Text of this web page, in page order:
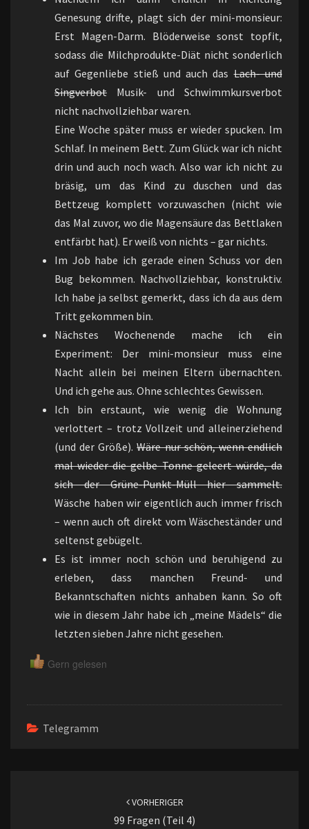
Genesung drifte, plagt sich der mini-monsieur:
Erst Magen-Darm. Blöderweise sonst topfit,
sodass die Milchprodukte-Diät nicht sonderlich
auf Gegenliebe stieß und auch dasLach- und
Singverbot Musik- und Schwimmkursverbot
nicht nachvollziehbar waren.
Eine Woche später muss er wieder spucken. Im
Schlaf. In meinem Bett. Zum Glück war ich nicht
drin und auch noch wach. Also war ich nicht zu
bräsig, um das Kind zu duschen und das
Bettzeug komplett vorzuwaschen (nicht wie
das Mal zuvor, wo die Magensäure das Bettlaken
entfärbt hat). Er weiß von nichts – gar nichts.
Im Job habe ich gerade einen Schuss vor den
Bug bekommen. Nachvollziehbar, konstruktiv.
Ich habe ja selbst gemerkt, dass ich da aus dem
Tritt gekommen bin.
Nächstes Wochenende mache ich ein
Experiment: Der mini-monsieur muss eine
Nacht allein bei meinen Eltern übernachten.
Und ich gehe aus. Ohne schlechtes Gewissen.
Ich bin erstaunt, wie wenig die Wohnung
verlottert – trotz Vollzeit und alleinerziehend
(und der Größe).Wäre nur schön, wenn endlich
mal wieder die gelbe Tonne geleert würde, da
sich der Grüne-Punkt-Müll hier sammelt.
Wäsche haben wir eigentlich auch immer frisch
– wenn auch oft direkt vom Wäscheständer und
seltenst gebügelt.
Es ist immer noch schön und beruhigend zu
erleben, dass manchen Freund- und
Bekanntschaften nichts anhaben kann. So oft
wie in diesem Jahr habe ich „meine Mädels“ die
letzten sieben Jahre nicht gesehen.
Gern gelesen
Telegramm
VORHERIGER
99 Fragen (Teil 4)